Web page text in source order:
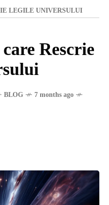
LEGILE UNIVERSULUI
Rescrie
BLOG
7 months ago
SI